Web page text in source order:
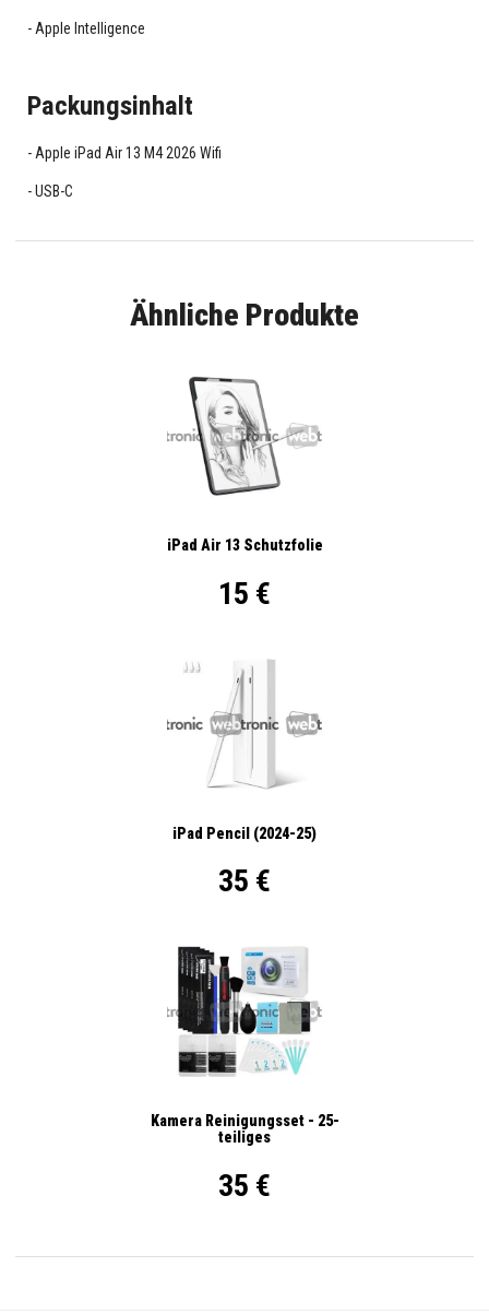
Apple Intelligence
Packungsinhalt
Apple iPad Air 13 M4 2026 Wifi
USB-C
Ähnliche Produkte
iPad Air 13 Schutzfolie
15 €
iPad Pencil (2024-25)
35 €
Kamera Reinigungsset - 25-
teiliges
35 €